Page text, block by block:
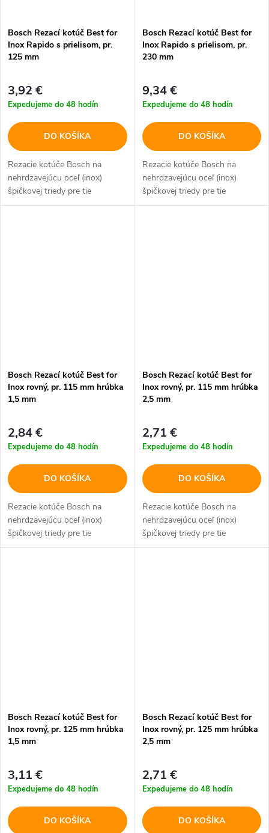
Bosch Rezací kotúč Best for
Inox Rapido s prielisom, pr.
125 mm
3,92 €
Expedujeme do 48 hodín
DO KOŠÍKA
Rezacie kotúče Bosch na
nehrdzavejúcu oceľ (inox)
špičkovej triedy pre tie
najvyššie požiadavky.
Bosch Rezací kotúč Best for
Inox Rapido s prielisom, pr.
230 mm
9,34 €
Expedujeme do 48 hodín
DO KOŠÍKA
Rezacie kotúče Bosch na
nehrdzavejúcu oceľ (inox)
špičkovej triedy pre tie
najvyššie požiadavky.
Bosch Rezací kotúč Best for
Inox rovný, pr. 115 mm hrúbka
1,5 mm
2,84 €
Expedujeme do 48 hodín
DO KOŠÍKA
Rezacie kotúče Bosch na
nehrdzavejúcu oceľ (inox)
špičkovej triedy pre tie
najvyššie požiadavky.
Bosch Rezací kotúč Best for
Inox rovný, pr. 115 mm hrúbka
2,5 mm
2,71 €
Expedujeme do 48 hodín
DO KOŠÍKA
Rezacie kotúče Bosch na
nehrdzavejúcu oceľ (inox)
špičkovej triedy pre tie
najvyššie požiadavky.
Bosch Rezací kotúč Best for
Inox rovný, pr. 125 mm hrúbka
1,5 mm
3,11 €
Expedujeme do 48 hodín
DO KOŠÍKA
Bosch Rezací kotúč Best for
Inox rovný, pr. 125 mm hrúbka
2,5 mm
2,71 €
Expedujeme do 48 hodín
DO KOŠÍKA